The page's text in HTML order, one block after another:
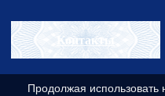
Контакты
Продолжая использовать